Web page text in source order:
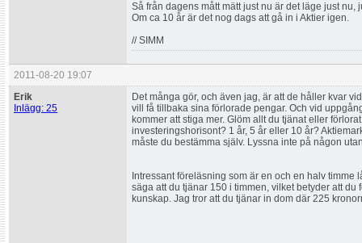
Så från dagens mått mätt just nu är det läge just nu,
Om ca 10 år är det nog dags att gå in i Aktier igen.
// SIMM
2011-08-20 19:07
Erik
Inlägg: 25
Det många gör, och även jag, är att de håller kvar
vill få tillbaka sina förlorade pengar. Och vid
kommer att stiga mer. Glöm allt du tjänat eller
investeringshorisont? 1 år, 5 år eller 10 år?
måste du bestämma själv. Lyssna inte på någon
Intressant föreläsning som är en och en halv timme
säga att du tjänar 150 i timmen, vilket betyder att du
kunskap. Jag tror att du tjänar in dom där 225